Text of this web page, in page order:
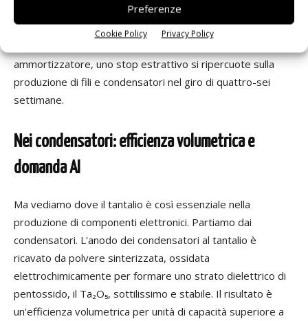
Preferenze
Cookie Policy Privacy Policy
lavorata restano di norma contenuti in ogni fase della
filiera, dal minerario alla trafilatura fino all'assemblaggio dei
ammortizzatore, uno stop estrattivo si ripercuote sulla
produzione di fili e condensatori nel giro di quattro-sei
settimane.
Nei condensatori: efficienza volumetrica e
domanda AI
Ma vediamo dove il tantalio è così essenziale nella
produzione di componenti elettronici. Partiamo dai
condensatori. L'anodo dei condensatori al tantalio è
ricavato da polvere sinterizzata, ossidata
elettrochimicamente per formare uno strato dielettrico di
pentossido, il Ta₂O₅, sottilissimo e stabile. Il risultato è
un'efficienza volumetrica per unità di capacità superiore a